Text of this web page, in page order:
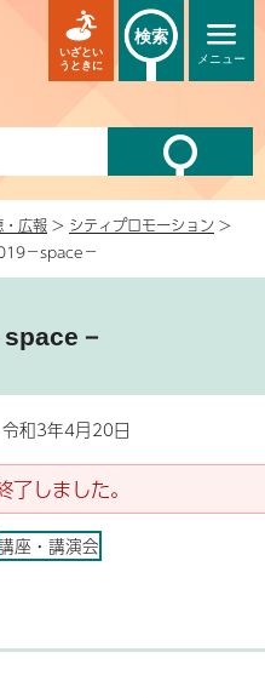
メニュー
いざとい
うときに
検索
・広報 > シティプロモーション >
－space－
－
和3年4月20日
しました。
座・講演会